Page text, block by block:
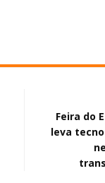
Feira do
leva